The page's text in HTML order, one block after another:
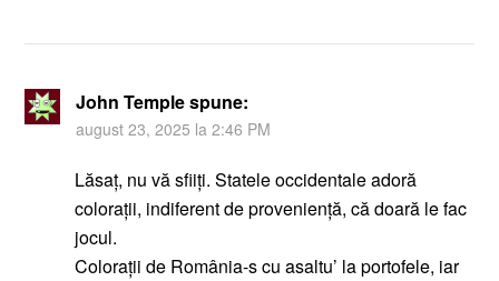
John Templespune:
august 23, 2025 la 2:46 PM
Lăsaț, nu vă sfiiți. Statele occidentale adoră
colorații, indiferent de proveniență, că doară le fac
jocul.
Colorații de România-s cu asaltu’ la portofele, iar